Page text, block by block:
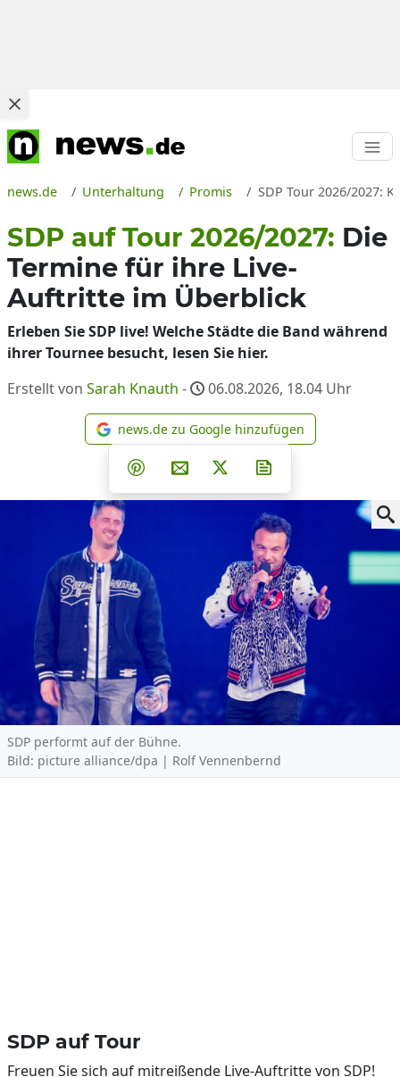
news.de Unterhaltung Promis SDP Tour 2026/2027:
SDP auf Tour 2026/2027: Die
Termine für ihre Live-
Auftritte im Überblick
Erleben Sie SDP live! Welche Städte die Band während
ihrer Tournee besucht, lesen Sie hier.
Erstellt von Sarah Knauth - 06.08.2026, 18.04 Uhr
news.de zu Google
news.de zu Google hinzufügen
Teilen auf Facebook
Teilen auf Whatsapp
Teilen auf Telegram
Teilen auf Pinterest
Per E-Mail teilen
Post auf X
SDP performt auf der Bühne.
Bild: picture alliance/dpa | Rolf Vennenbernd
SDP auf Tour
Freuen Sie sich auf mitreißende Live-Auftritte von SDP!